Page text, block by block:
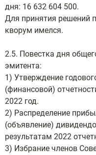
дня: 16 632 604 500.
Для принятия решений
кворум имелся.
2.5. Повестка дня
эмитента:
1) Утверждение
(финансовой)
2022 год.
2) Распределение
(объявление)
результатам 2022
3) Избрание членов